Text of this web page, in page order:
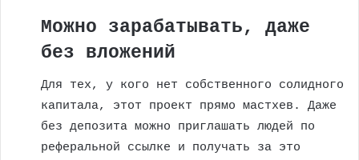
Можно зарабатывать, даже
без вложений
Для тех, у кого нет собственного солидного
капитала, этот проект прямо мастхев. Даже
без депозита можно приглашать людей по
реферальной ссылке и получать за это